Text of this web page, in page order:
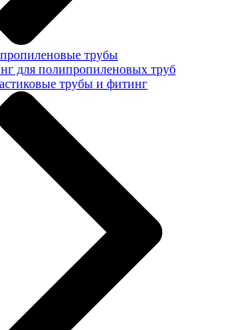
трубы
для полипропиленовых труб
трубы и фитинг